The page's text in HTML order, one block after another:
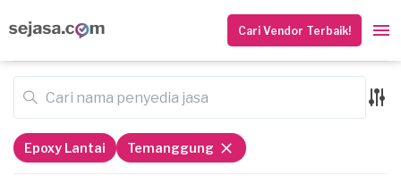
Cari Vendor Terbaik!
Epoxy Lantai Temanggung